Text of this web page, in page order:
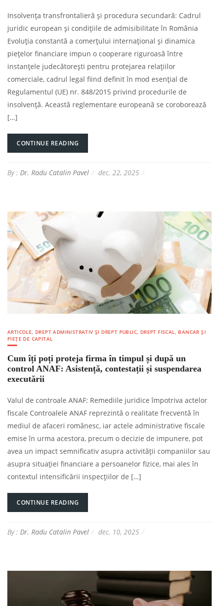
Insolvența transfrontalieră și procedura secundară: Cadrul
juridic european și condițiile de admisibilitate în România
Evoluția constantă a comerțului internațional și dinamica
piețelor financiare impun o cooperare riguroasă între
instanțele judecătorești pentru protejarea relațiilor
comerciale, cadrul legal fiind definit în mod esențial de
Regulamentul (UE) nr. 848/2015 privind procedurile de
insolvență. Această reglementare europeană se coroborează
[…]
CONTINUE READING
By : Dr. Radu Catalin Pavel dec. 22, 2025
ARTICOLE, DREPT ADMINISTRATIV ȘI DREPT PUBLIC, DREPT FISCAL, BANCAR ȘI
PIEȚE DE CAPITAL
Cum îți poți proteja firma în timpul și după un
control ANAF: Asistență, contestații și suspendarea
executării
Valul de controale ANAF: Remediile juridice împotriva actelor
fiscale Controalele ANAF reprezintă o realitate frecventă în
mediul de afaceri românesc, iar actele administrative fiscale
emise în urma acestora, precum o decizie de impunere, pot
avea un impact semnificativ asupra activității companiilor sau
asupra situației financiare a persoanelor fizice, mai ales în
contextul intensificării inspecțiilor de […]
CONTINUE READING
By : Dr. Radu Catalin Pavel dec. 10, 2025